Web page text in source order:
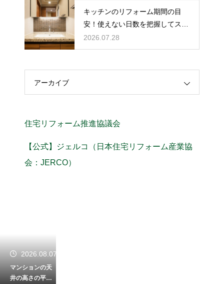
キッチンのリフォーム期間の目
安！使えない日数を把握してスム
ーズな計画を
2026.07.28
アーカイブ
住宅リフォーム推進協議会
【公式】ジェルコ（日本住宅リフォーム産業協
会：JERCO）
2026.08.07
マンションの天
井の高さの平均